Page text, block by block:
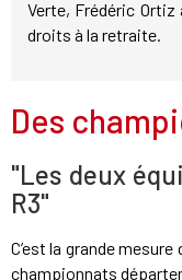
Verte, Frédéric
droits à la retraite.
Des
"Les deux
R3"
C’est la grande
championnats